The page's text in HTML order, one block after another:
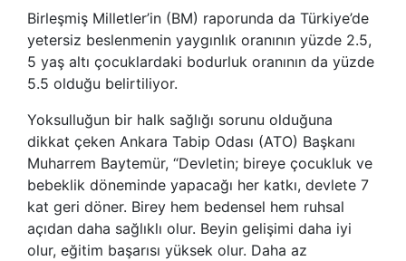
Birleşmiş Milletler’in (BM) raporunda da Türkiye’de
yetersiz beslenmenin yaygınlık oranının yüzde 2.5,
5 yaş altı çocuklardaki bodurluk oranının da yüzde
5.5 olduğu belirtiliyor.
Yoksulluğun bir halk sağlığı sorunu olduğuna
dikkat çeken Ankara Tabip Odası (ATO) Başkanı
Muharrem Baytemür, “Devletin; bireye çocukluk ve
bebeklik döneminde yapacağı her katkı, devlete 7
kat geri döner. Birey hem bedensel hem ruhsal
açıdan daha sağlıklı olur. Beyin gelişimi daha iyi
olur, eğitim başarısı yüksek olur. Daha az